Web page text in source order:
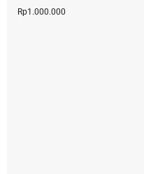
Rp1.000.000